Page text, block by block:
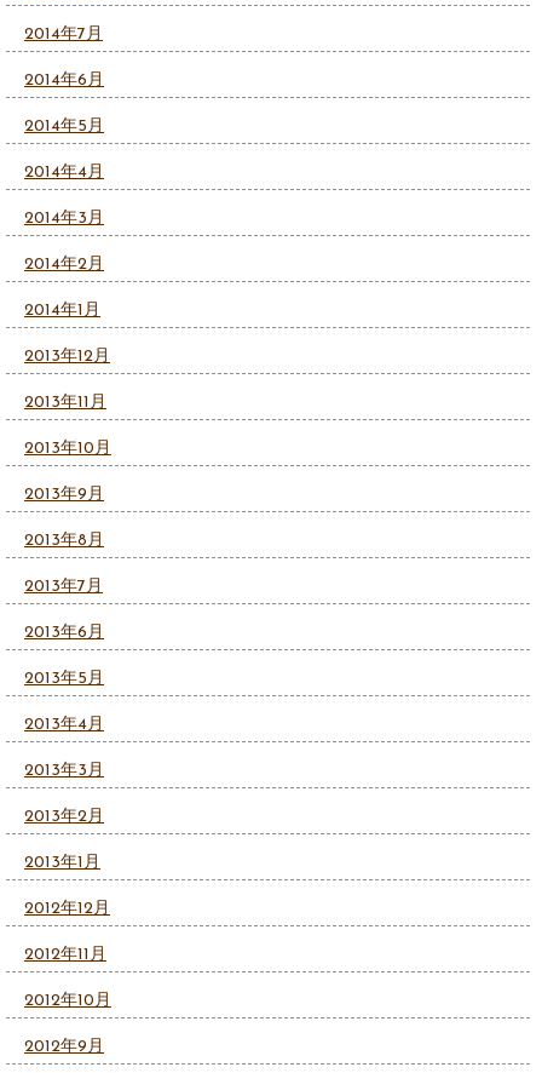
2014年7月
2014年6月
2014年5月
2014年4月
2014年3月
2014年2月
2014年1月
2013年12月
2013年11月
2013年10月
2013年9月
2013年8月
2013年7月
2013年6月
2013年5月
2013年4月
2013年3月
2013年2月
2013年1月
2012年12月
2012年11月
2012年10月
2012年9月